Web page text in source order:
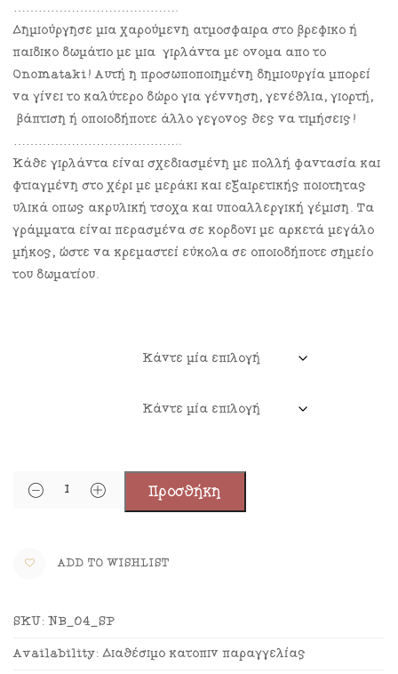
………………………………….
Δημιούργησε μια χαρούμενη ατμόσφαιρα στο βρεφικό ή
παιδικό δωμάτιο με μια γιρλάντα με όνομα από το
Onomataki! Αυτή η προσωποποιημένη δημιουργία μπορεί
να γίνει το καλύτερο δώρο για γέννηση, γενέθλια, γιορτή,
βάπτιση ή οποιοδήποτε άλλο γεγονός θες να τιμήσεις!
…………………………………..
Κάθε γιρλάντα είναι σχεδιασμένη με πολλή φαντασία και
φτιαγμένη στο χέρι με μεράκι και εξαιρετικής ποιότητας
υλικά όπως ακρυλική τσόχα και υποαλλεργική γέμιση. Tα
γράμματα είναι περασμένα σε κορδόνι με αρκετά μεγάλο
μήκος, ώστε να κρεμαστεί εύκολα σε οποιοδήποτε σημείο
του δωματίου.
Προσθήκη
ADD TO WISHLIST
SKU: NB_04_SP
Availability: Διαθέσιμο κατόπιν παραγγελίας